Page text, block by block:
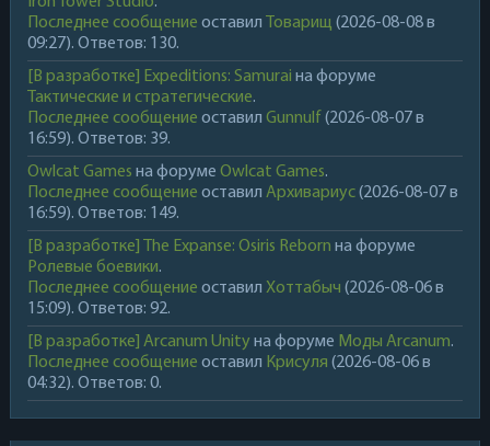
Последнее сообщение оставил Товарищ (2026-08-08 в
09:27). Ответов: 130.
[В разработке] Expeditions: Samurai на форуме
Тактические и стратегические.
Последнее сообщение оставил Gunnulf (2026-08-07 в
16:59). Ответов: 39.
Owlcat Games на форуме Owlcat Games.
Последнее сообщение оставил Архивариус(2026-08-07 в
16:59). Ответов: 149.
[В разработке] The Expanse: Osiris Reborn на форуме
Ролевые боевики.
Последнее сообщение оставил Хоттабыч (2026-08-06 в
15:09). Ответов: 92.
[В разработке] Arcanum Unity на форуме Моды Arcanum.
Последнее сообщение оставил Крисуля (2026-08-06 в
04:32). Ответов: 0.